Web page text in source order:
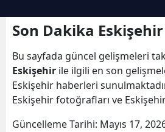
Son Dakika
Bu sayfada güncel gelişmeleri
Eskişehir ile ilgili en son
Eskişehir haberleri
Eskişehir fotoğrafları ve
Güncelleme Tarihi: Mayıs 17,